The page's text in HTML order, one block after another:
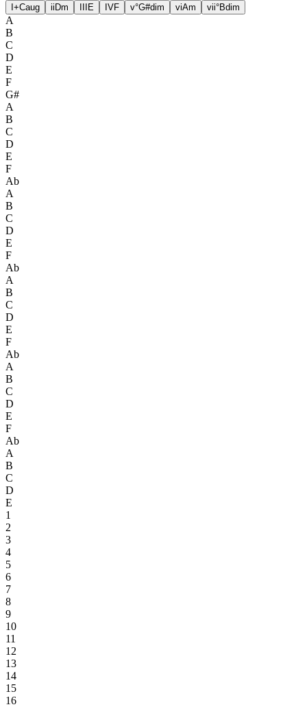
I+Caug ii Dm E IVF v°G#dim viAm vii°Bdim
A
B
C
D
E
F
G#
A
B
C
D
E
F
Ab
A
B
C
D
E
F
Ab
A
B
C
D
E
F
Ab
A
B
C
D
E
F
Ab
A
B
C
D
E
1
2
3
4
5
6
7
8
9
10
11
12
13
14
15
16